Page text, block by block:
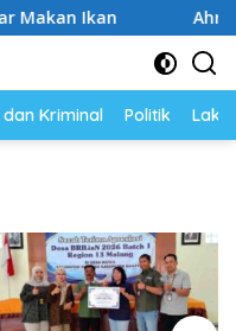
Ahmad
dan Kriminal Politik